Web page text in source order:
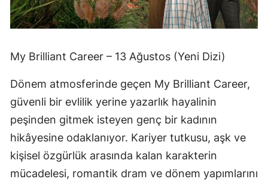
My Brilliant Career – 13 Ağustos (Yeni Dizi)
Dönem atmosferinde geçen My Brilliant Career,
güvenli bir evlilik yerine yazarlık hayalinin
peşinden gitmek isteyen genç bir kadının
hikâyesine odaklanıyor. Kariyer tutkusu, aşk ve
kişisel özgürlük arasında kalan karakterin
mücadelesi, romantik dram ve dönem yapımlarını